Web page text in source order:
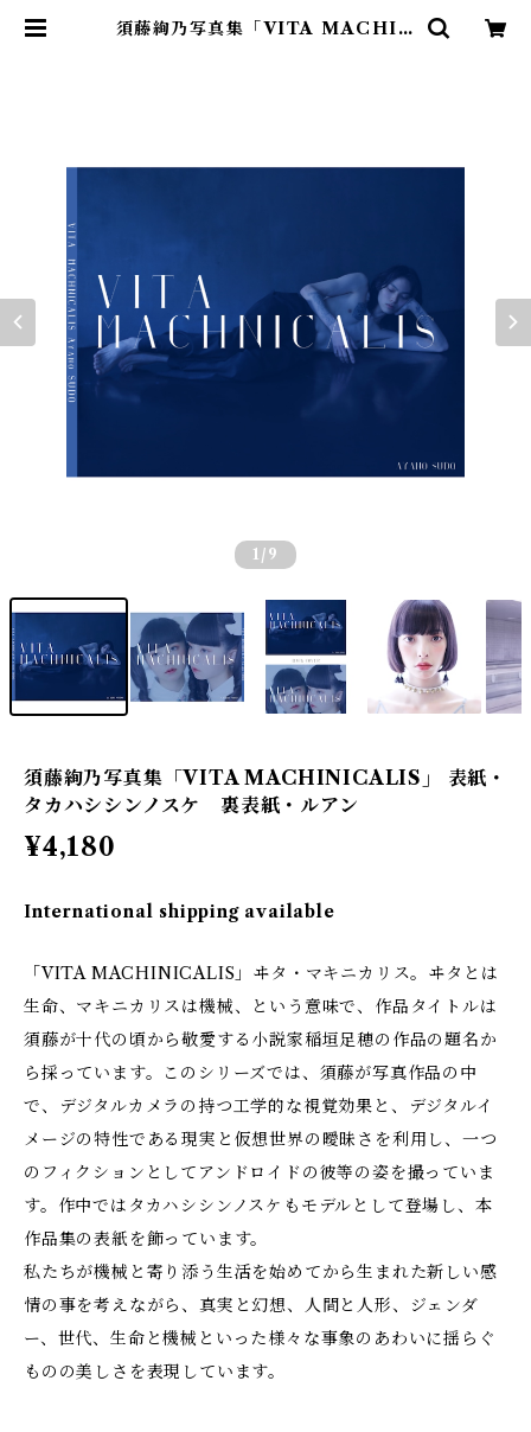
須藤絢乃写真集「VITA MACHIN
1 /9
須藤絢乃写真集「VITA MACHINICALIS」 表紙・
タカハシシンノスケ 裏表紙・ルアン
¥4,180
International shipping available
「VITA MACHINICALIS」ヰタ・マキニカリス。ヰタとは
生命、マキニカリスは機械、という意味で、作品タイトルは
須藤が十代の頃から敬愛する小説家稲垣足穂の作品の題名か
ら採っています。このシリーズでは、須藤が写真作品の中
で、デジタルカメラの持つ工学的な視覚効果と、デジタルイ
メージの特性である現実と仮想世界の曖昧さを利用し、一つ
のフィクションとしてアンドロイドの彼等の姿を撮っていま
す。作中ではタカハシシンノスケもモデルとして登場し、本
作品集の表紙を飾っています。
私たちが機械と寄り添う生活を始めてから生まれた新しい感
情の事を考えながら、真実と幻想、人間と人形、ジェンダ
ー、世代、生命と機械といった様々な事象のあわいに揺らぐ
ものの美しさを表現しています。